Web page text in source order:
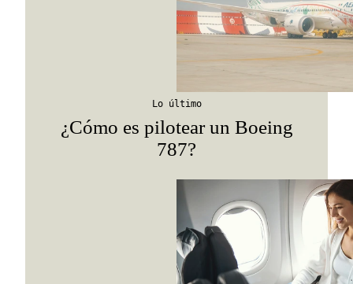
Lo último
¿Cómo es pilotear un Boeing
787?